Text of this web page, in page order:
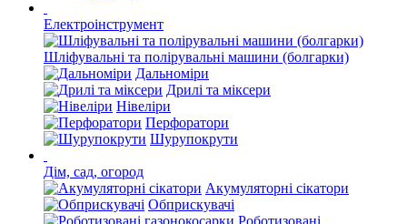
Електроінструмент
Шліфувальні та полірувальні машини (болгарки)
Дальноміри
Дрилі та міксери
Нівеліри
Перфоратори
Шурупокрути
Дім, сад, огород
Акумуляторні сікатори
Обприскувачі
Роботизовані